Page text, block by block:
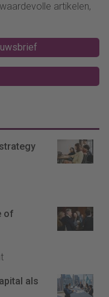
artikelen,
of
als